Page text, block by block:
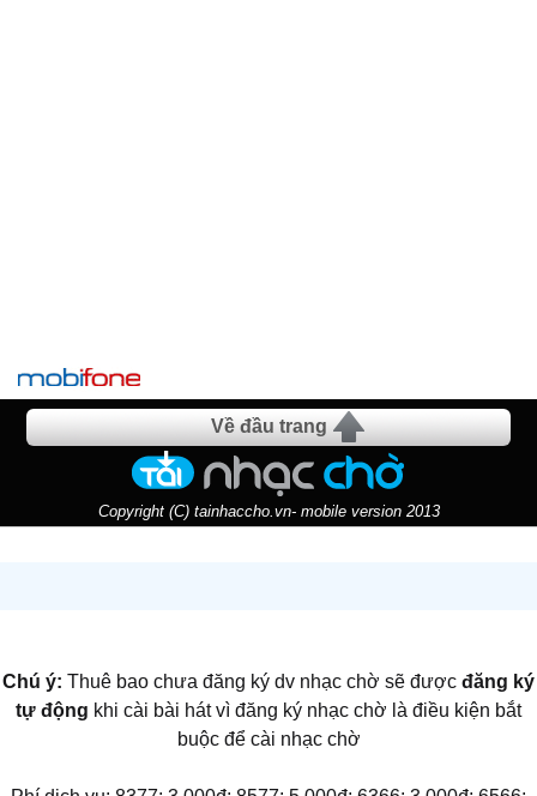
Về đầu trang
Copyright (C) tainhaccho.vn- mobile version 2013
Chú ý: Thuê bao chưa đăng ký dv nhạc chờ sẽ được đăng ký
tự động khi cài bài hát vì đăng ký nhạc chờ là điều kiện bắt
buộc để cài nhạc chờ